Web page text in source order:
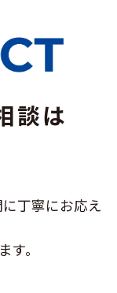
談は
丁寧にお応え
。